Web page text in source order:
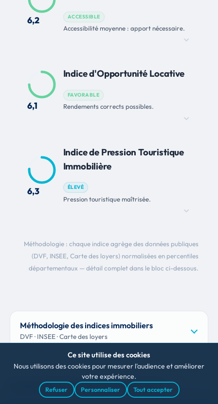
6,2 ACCESSIBLE
Accessibilité moyenne : apport nécessaire.
6,1
Indice d'Opportunité Locative
FAVORABLE
Rendements corrects possibles.
6,3
Indice de Pression Touristique
Immobilière
ÉLEVÉ
Pression touristique maîtrisée.
Méthodologie : chaque indice agrège des données publiques
(DVF, INSEE, Carte des loyers) normalisées en percentiles
départementaux — détail complet dans le bloc ci-dessous.
Méthodologie des indices immobiliers
DVF · INSEE · Carte des loyers
Investir à Bessenay : opportunités et risques
Ce site utilise des cookies
Nous utilisons des cookies pour mesurer l'audience et améliorer
votre expérience.
Refuser Personnaliser Tout accepter